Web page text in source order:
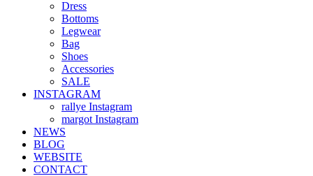
Dress
Bottoms
Legwear
Bag
Shoes
Accessories
SALE
INSTAGRAM
rallye Instagram
margot Instagram
NEWS
BLOG
WEBSITE
CONTACT